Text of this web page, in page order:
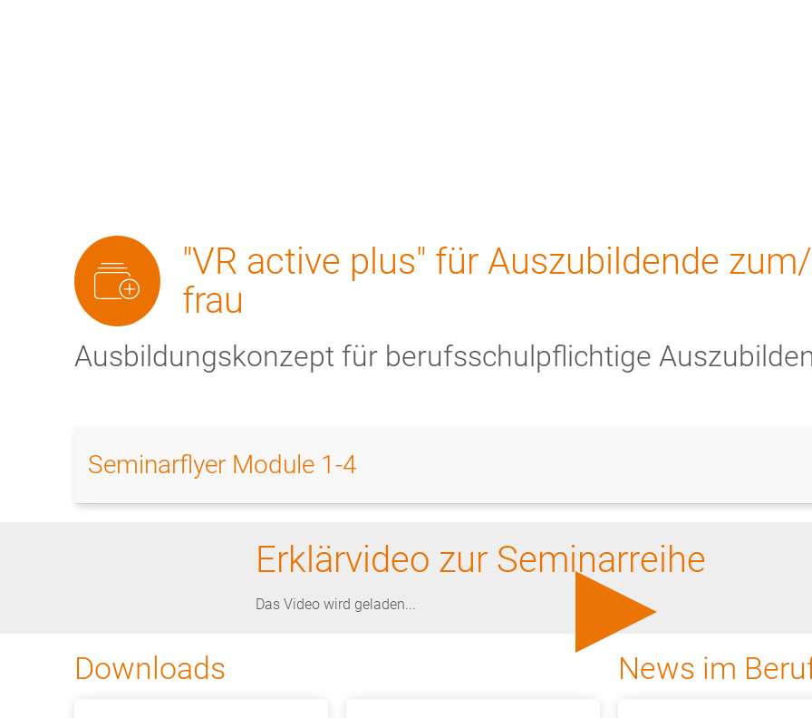
Seminarreihe
active
plus"
"VR active plus" für Auszubildende
frau
Ausbildungskonzept für berufsschulpflichtige
Seminarflyer Module 1-4
Erklärvideo zur Seminarreihe
Das Video wird geladen...
Downloads News im